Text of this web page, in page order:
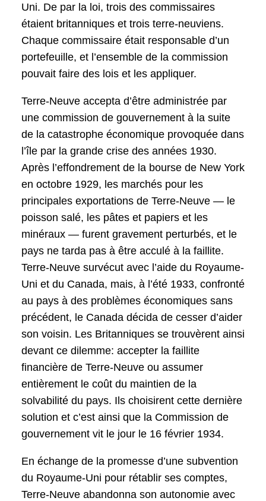
Uni. De par la loi, trois des commissaires
étaient britanniques et trois terre-neuviens.
Chaque commissaire était responsable d’un
portefeuille, et l’ensemble de la commission
pouvait faire des lois et les appliquer.
Terre-Neuve accepta d’être administrée par
une commission de gouvernement à la suite
de la catastrophe économique provoquée dans
l’île par la grande crise des années 1930.
Après l’effondrement de la bourse de New York
en octobre 1929, les marchés pour les
principales exportations de Terre-Neuve — le
poisson salé, les pâtes et papiers et les
minéraux — furent gravement perturbés, et le
pays ne tarda pas à être acculé à la faillite.
Terre-Neuve survécut avec l’aide du Royaume-
Uni et du Canada, mais, à l’été 1933, confronté
au pays à des problèmes économiques sans
précédent, le Canada décida de cesser d’aider
son voisin. Les Britanniques se trouvèrent ainsi
devant ce dilemme: accepter la faillite
financière de Terre-Neuve ou assumer
entièrement le coût du maintien de la
solvabilité du pays. Ils choisirent cette dernière
solution et c’est ainsi que la Commission de
gouvernement vit le jour le 16 février 1934.
En échange de la promesse d’une subvention
du Royaume-Uni pour rétablir ses comptes,
Terre-Neuve abandonna son autonomie avec